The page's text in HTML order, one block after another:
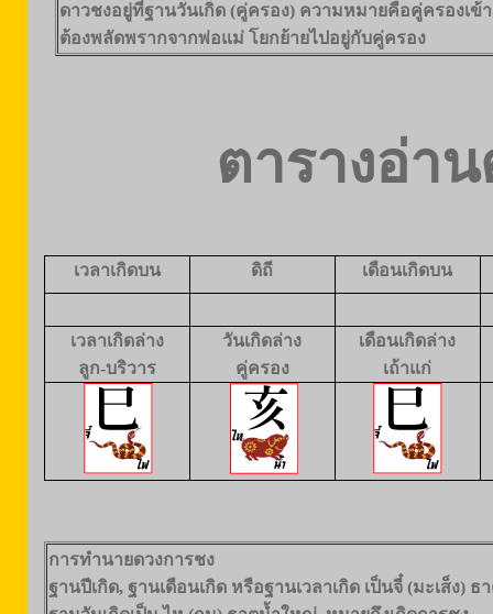
ดาวชงอยู่ที่ฐานวันเกิด (คู่ครอง) ความหมายคือคู่ครองเข้
ต้องพลัดพรากจากพ่อแม่ โยกย้ายไปอยู่กับคู่ครอง
ตารางอ่า
เวลาเกิดบน ดิถี เดือนเกิดบน
เวลาเกิดล่าง
ลูก-บริวาร
วันเกิดล่าง
คู่ครอง
เดือนเกิดล่าง
เถ้าแก่
การทำนายดวงการชง
ฐานปีเกิด, ฐานเดือนเกิด หรือฐานเวลาเกิด เป็นจี๋ (มะเส็ง)